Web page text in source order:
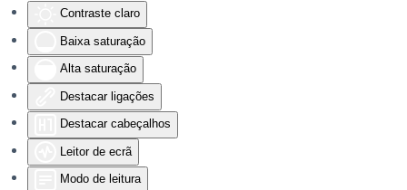
Contraste claro
Baixa saturação
Alta saturação
Destacar ligações
Destacar cabeçalhos
Leitor de ecrã
Modo de leitura